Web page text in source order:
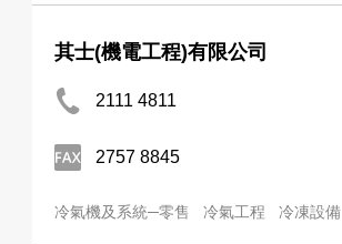
其士(機電工程)有限公司
2111 4811
2757 8845
冷氣機及系統─零售 冷氣工程 冷凍設備